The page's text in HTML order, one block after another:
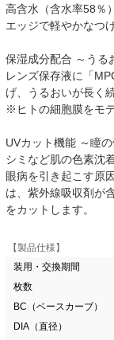
高含水（含水率58％
エッジで軽やかなつ
保湿成分配合 ～うる
レンズ保存液に「
げ、うるおいが長く
※ヒトの細胞膜をモ
UVカット機能 ～瞳
シミなど肌の色素沈
眼病を引き起こす原
は、紫外線吸収剤が
をカットします。
【製品仕様】
装用・交換期間
枚数
BC（ベースカーブ）
DIA（直径）